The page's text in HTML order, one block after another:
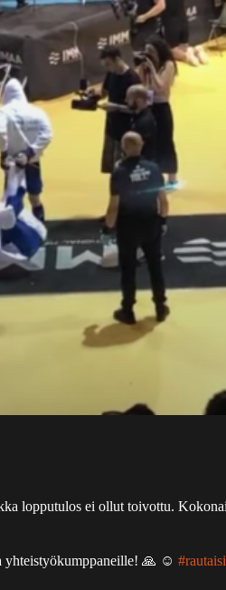
lopputulos ei ollut toivottu.
yhteistyökumppaneille! 🙏 ☺️